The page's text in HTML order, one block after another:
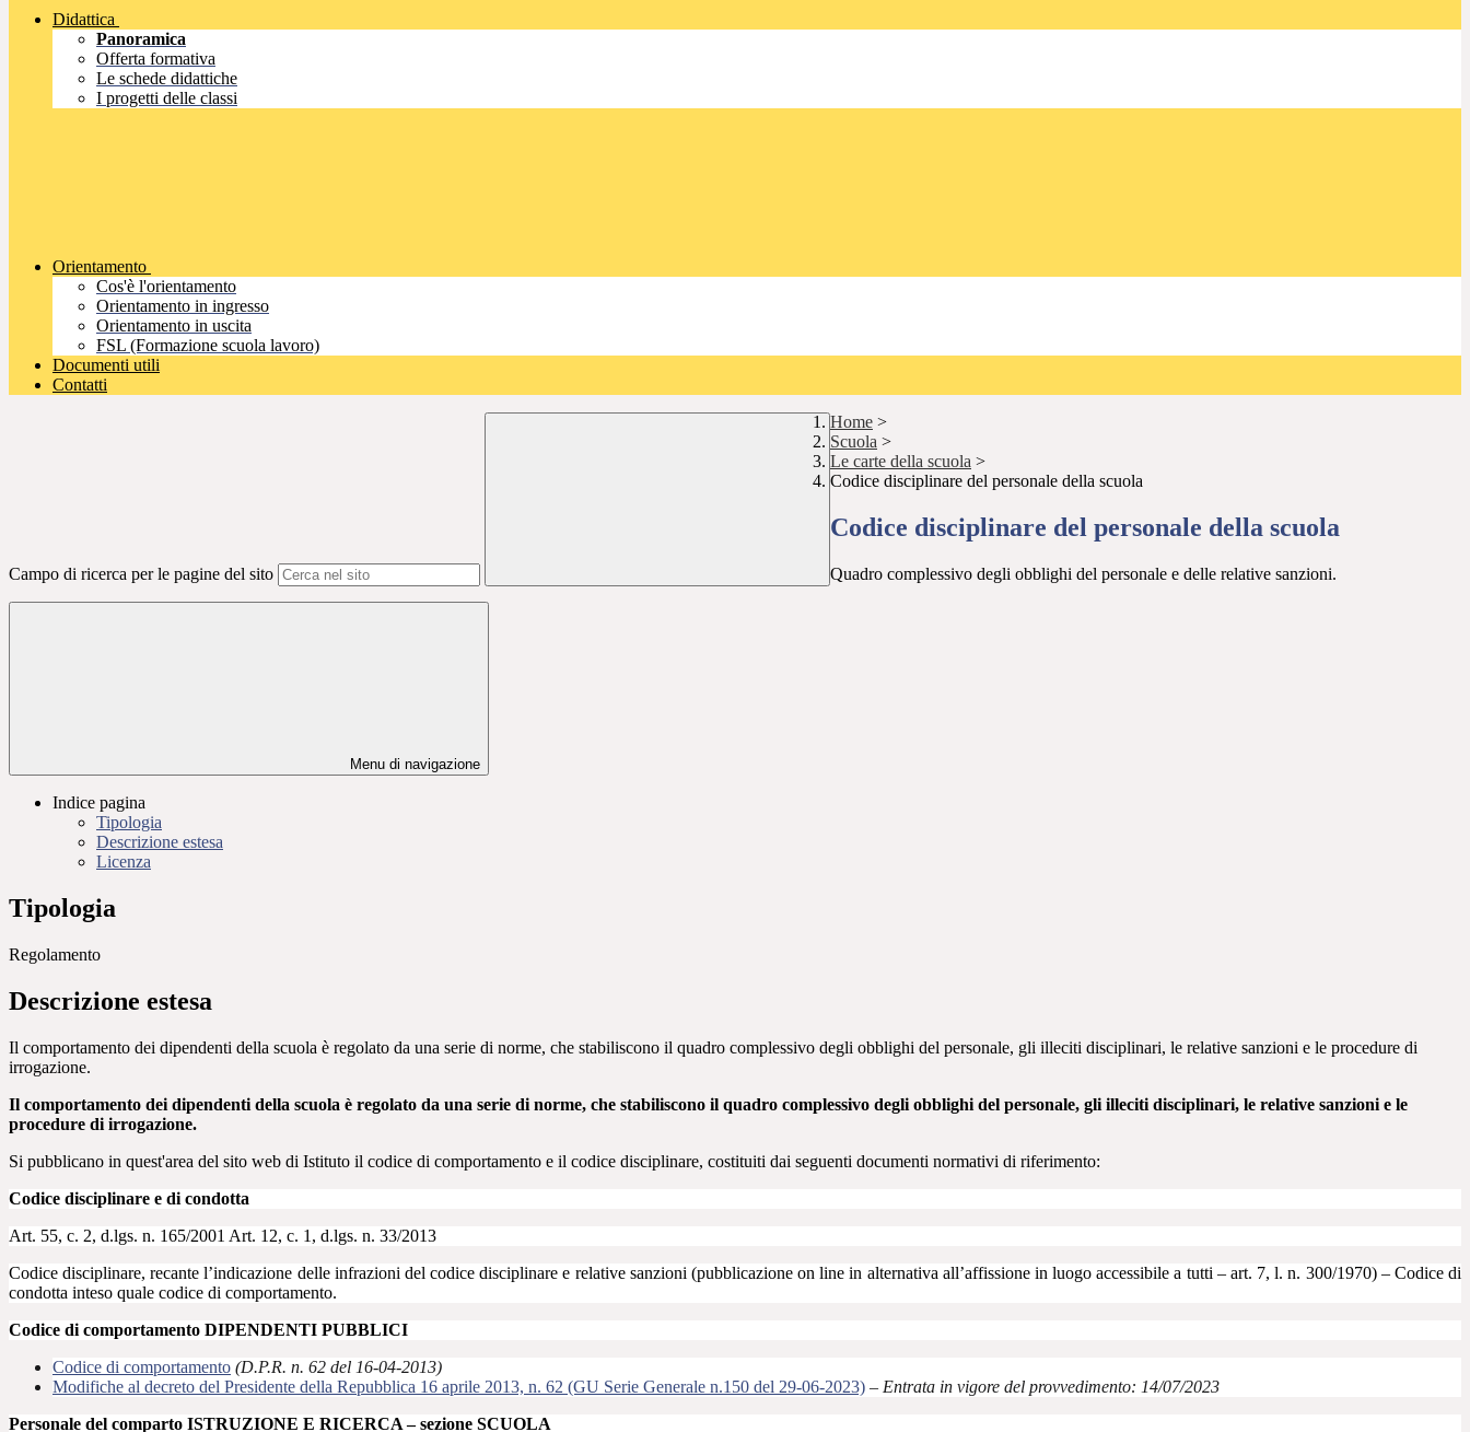
Didattica
Panoramica
Offerta formativa
Le schede didattiche
I progetti delle classi
Orientamento
Cos'è l'orientamento
Orientamento in ingresso
Orientamento in uscita
FSL (Formazione scuola lavoro)
Documenti utili
Contatti
Campo di ricerca per le pagine del sito
Home >
Scuola >
Le carte della scuola >
Codice disciplinare del personale della scuola
Codice disciplinare del personale della scuola
Quadro complessivo degli obblighi del personale e delle relative sanzioni.
Menu di navigazione
Indice pagina
Tipologia
Descrizione estesa
Licenza
Tipologia
Regolamento
Descrizione estesa
Il comportamento dei dipendenti della scuola è regolato da una serie di norme, che stabiliscono il quadro complessivo degli obblighi del personale, gli illeciti disciplinari, le relative sanzioni e le procedure di
irrogazione.
Il comportamento dei dipendenti della scuola è regolato da una serie di norme, che stabiliscono il quadro complessivo degli obblighi del personale, gli illeciti disciplinari, le relative sanzioni e le
procedure di irrogazione.
Si pubblicano in quest'area del sito web di Istituto il codice di comportamento e il codice disciplinare, costituiti dai seguenti documenti normativi di riferimento:
Codice disciplinare e di condotta
Art. 55, c. 2, d.lgs. n. 165/2001 Art. 12, c. 1, d.lgs. n. 33/2013
Codice disciplinare, recante l’indicazione delle infrazioni del codice disciplinare e relative sanzioni (pubblicazione on line in alternativa all’affissione in luogo accessibile a tutti – art. 7, l. n. 300/1970) – Codice di
condotta inteso quale codice di comportamento.
Codice di comportamento DIPENDENTI PUBBLICI
Codice di comportamento (D.P.R. n. 62 del 16-04-2013)
Modifiche al decreto del Presidente della Repubblica 16 aprile 2013, n. 62 (GU Serie Generale n.150 del 29-06-2023) – Entrata in vigore del provvedimento: 14/07/2023
Personale del comparto ISTRUZIONE E RICERCA – sezione SCUOLA